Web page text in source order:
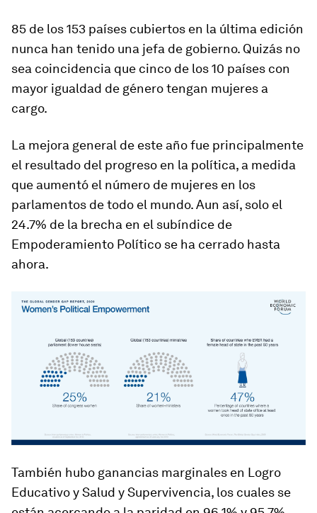
85 de los 153 países cubiertos en la última edición
nunca han tenido una jefa de gobierno. Quizás no
sea coincidencia que cinco de los 10 países con
mayor igualdad de género tengan mujeres a
cargo.
La mejora general de este año fue principalmente
el resultado del progreso en la política, a medida
que aumentó el número de mujeres en los
parlamentos de todo el mundo. Aun así, solo el
24.7% de la brecha en el subíndice de
Empoderamiento Político se ha cerrado hasta
ahora.
También hubo ganancias marginales en Logro
Educativo y Salud y Supervivencia, los cuales se